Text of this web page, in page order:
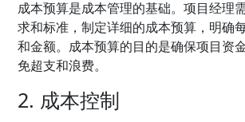
成本预算是成本管理的基础。项目经理
求和标准，制定详细的成本预算，明确
和金额。成本预算的目的是确保项目资
免超支和浪费。
2. 成本控制